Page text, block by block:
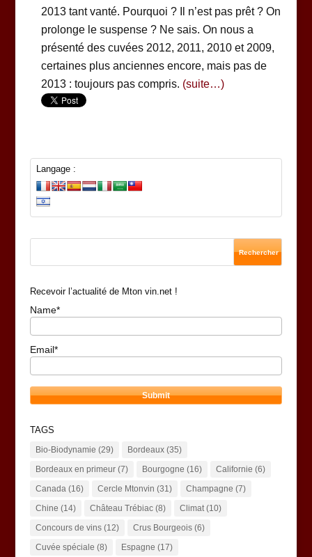
2013 tant vanté. Pourquoi ? Il n’est pas prêt ? On
prolonge le suspense ? Ne sais. On nous a
présenté des cuvées 2012, 2011, 2010 et 2009,
certaines plus anciennes encore, mais pas de
2013 : toujours pas compris. (suite…)
Langage :
Recevoir l’actualité de Mton vin.net !
Name*
Email*
TAGS
Bio-Biodynamie (29) Bordeaux(35)
Bordeaux en primeur(7) Bourgogne (16) Californie (6)
Canada(16) Cercle Mtonvin (31) Champagne (7)
Chine (14) Château Trébiac(8) Climat(10)
Concours de vins(12) Crus Bourgeois(6)
Cuvée spéciale (8) Espagne (17)